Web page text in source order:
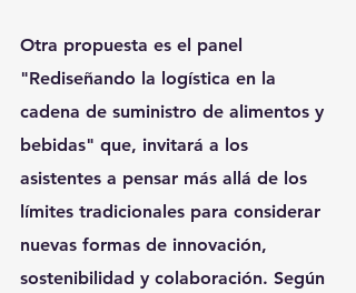
Otra propuesta es el panel
"Rediseñando la logística en la
cadena de suministro de alimentos y
bebidas" que, invitará a los
asistentes a pensar más allá de los
límites tradicionales para considerar
nuevas formas de innovación,
sostenibilidad y colaboración. Según